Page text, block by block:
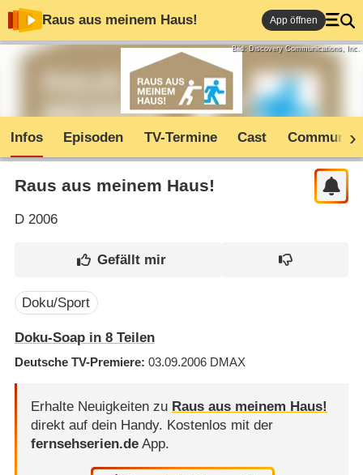
Raus aus meinem Haus! App öffnen
Bild: Discovery Communications, Inc.
Infos Episoden TV-Termine Cast Community
Raus aus meinem Haus!
D2006
Doku/Sport
Doku-Soap in 8 Teilen
Deutsche TV-Premiere 03.09.2006 DMAX
Erhalte Neuigkeiten zu Raus aus meinem Haus!
direkt auf dein Handy. Kostenlos mit der
fernsehserien.deApp.